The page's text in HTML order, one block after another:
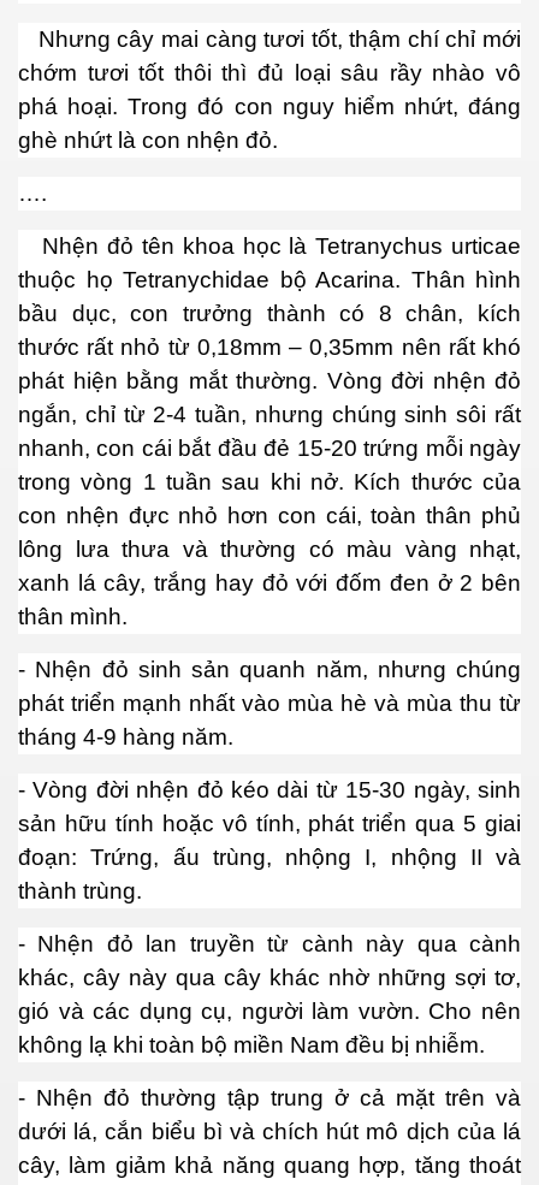
Nhưng cây mai càng tươi tốt, thậm chí chỉ mới
chớm tươi tốt thôi thì đủ loại sâu rầy nhào vô
phá hoại. Trong đó con nguy hiểm nhứt, đáng
ghè nhứt là con nhện đỏ.
….
Nhện đỏ tên khoa học là Tetranychus urticae
thuộc họ Tetranychidae bộ Acarina. Thân hình
bầu dục, con trưởng thành có 8 chân, kích
thước rất nhỏ từ 0,18mm – 0,35mm nên rất khó
phát hiện bằng mắt thường. Vòng đời nhện đỏ
ngắn, chỉ từ 2-4 tuần, nhưng chúng sinh sôi rất
nhanh, con cái bắt đầu đẻ 15-20 trứng mỗi ngày
trong vòng 1 tuần sau khi nở. Kích thước của
con nhện đực nhỏ hơn con cái, toàn thân phủ
lông lưa thưa và thường có màu vàng nhạt,
xanh lá cây, trắng hay đỏ với đốm đen ở 2 bên
thân mình.
- Nhện đỏ sinh sản quanh năm, nhưng chúng
phát triển mạnh nhất vào mùa hè và mùa thu từ
tháng 4-9 hàng năm.
- Vòng đời nhện đỏ kéo dài từ 15-30 ngày, sinh
sản hữu tính hoặc vô tính, phát triển qua 5 giai
đoạn: Trứng, ấu trùng, nhộng I, nhộng II và
thành trùng.
- Nhện đỏ lan truyền từ cành này qua cành
khác, cây này qua cây khác nhờ những sợi tơ,
gió và các dụng cụ, người làm vườn. Cho nên
không lạ khi toàn bộ miền Nam đều bị nhiễm.
- Nhện đỏ thường tập trung ở cả mặt trên và
dưới lá, cắn biểu bì và chích hút mô dịch của lá
cây, làm giảm khả năng quang hợp, tăng thoát
11
14
15